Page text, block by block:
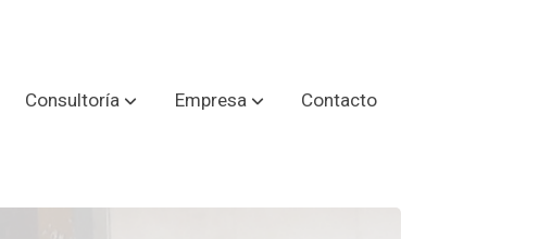
Consultoría Empresa Contacto